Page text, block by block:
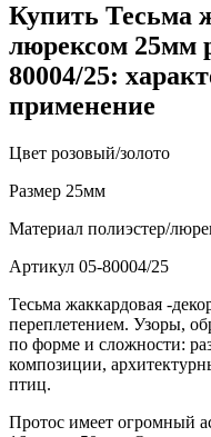
Купить Тесьма
люрексом 25мм
80004/25:
применение
Цвет розовый/золото
Размер 25мм
Материал полиэстер/
Артикул 05-80004/25
Тесьма жаккардовая -
переплетением. Узоры,
по форме и сложности:
композиции,
птиц.
Протос имеет огромный